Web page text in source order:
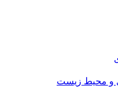
زیست